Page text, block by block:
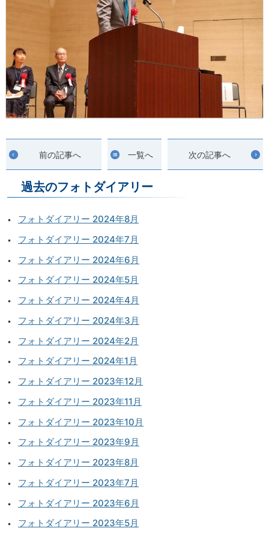
前の記事へ 一覧へ 次の記事へ
過去のフォトダイアリー
フォトダイアリー 2024年8月
フォトダイアリー 2024年7月
フォトダイアリー 2024年6月
フォトダイアリー 2024年5月
フォトダイアリー 2024年4月
フォトダイアリー 2024年3月
フォトダイアリー 2024年2月
フォトダイアリー 2024年1月
フォトダイアリー 2023年12月
フォトダイアリー 2023年11月
フォトダイアリー 2023年10月
フォトダイアリー 2023年9月
フォトダイアリー 2023年8月
フォトダイアリー 2023年7月
フォトダイアリー 2023年6月
フォトダイアリー 2023年5月